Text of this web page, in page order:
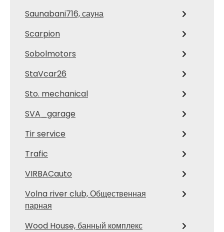
Saunabani716, сауна
Scarpion
Sobolmotors
StaVcar26
Sto. mechanical
SVA_garage
Tir service
Trafic
VIRBACauto
Volna river club, Общественная
парная
Wood House, банный комплекс